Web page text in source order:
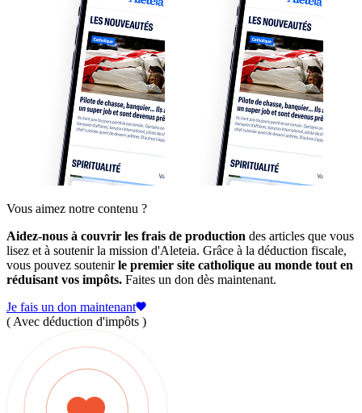
Vous aimez notre contenu ?
Aidez-nous à couvrir les frais de production des articles que vous
lisez et à soutenir la mission d'Aleteia. Grâce à la déduction fiscale,
vous pouvez soutenirle premier site catholique au monde tout en
réduisant vos impôts. Faites un don dès maintenant.
Je fais un don maintenant
( Avec déduction d'impôts )